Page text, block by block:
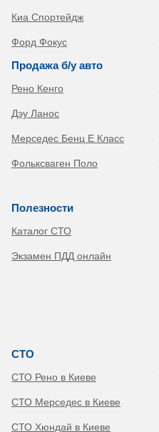
Киа Спортейдж
Форд Фокус
Продажа б/у авто
Рено Кенго
Дэу Ланос
Мерседес Бенц Е Класс
Фольксваген Поло
Полезности
Каталог СТО
Экзамен ПДД онлайн
СТО
СТО Рено в Киеве
СТО Мерседес в Киеве
СТО Хюндай в Киеве